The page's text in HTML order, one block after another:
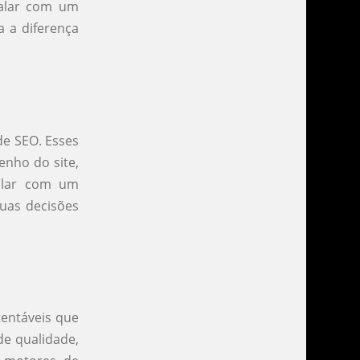
com um
a diferença
SEO. Esses
do site,
com um
decisões
que
qualidade,